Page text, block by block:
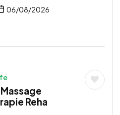
06/08/2026
Reha